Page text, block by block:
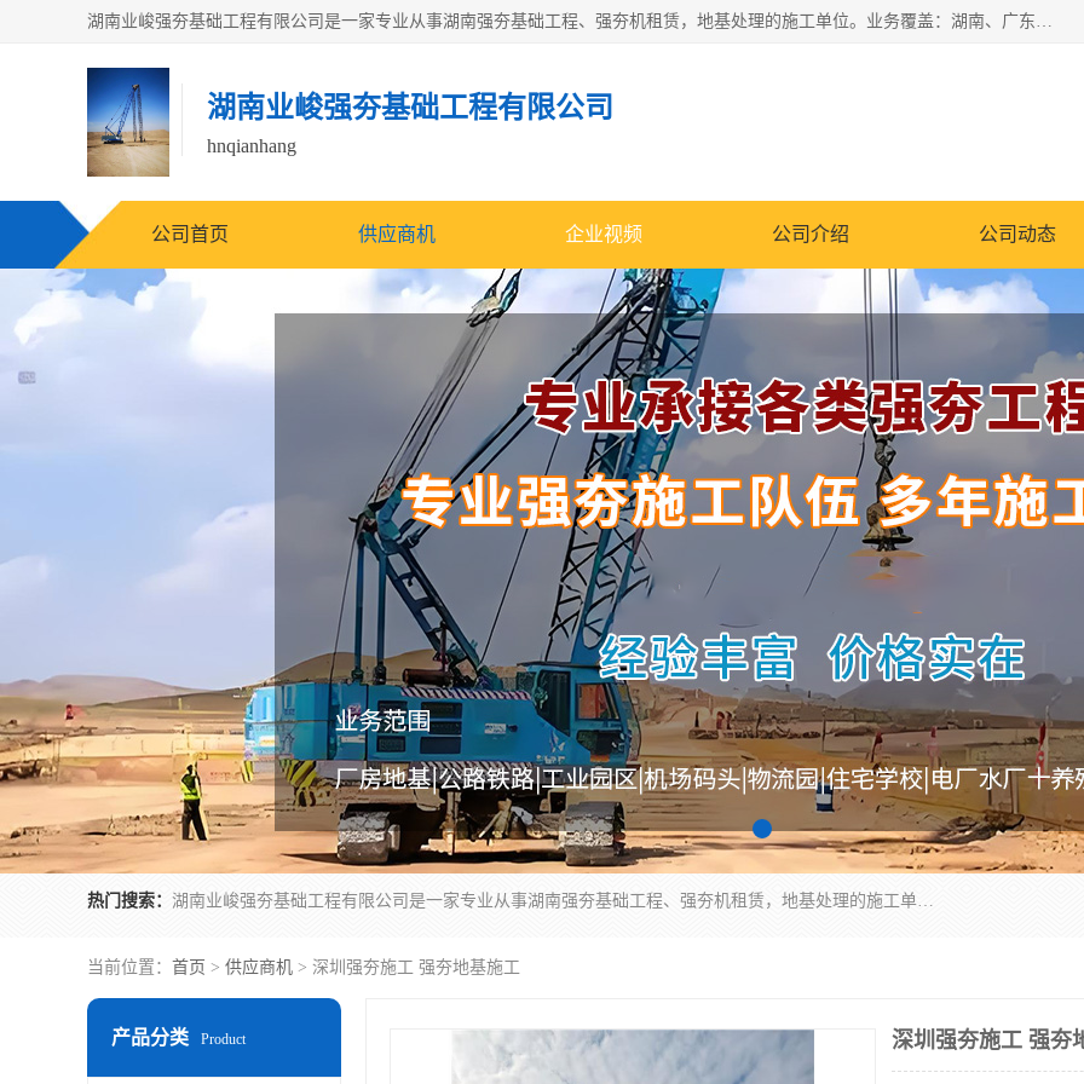
湖南业峻强夯基础工程有限公司是一家专业从事湖南强夯基础工程、强夯机租赁，地基处理的施工单位。业务覆盖：湖南、广东，江西等地。可承接1000KN.m-25000KN.m强夯（置换）工程。公司创始人是国内较早期从事强夯施工的建设者，经过多年的一步一个脚印的发展，在行业内具有较高的度和良好的口碑。
湖南业峻强夯基础工程有限公司
hnqianhang
公司首页 供应商机 企业视频 公司介绍 公司动态
热门搜索： 湖南业峻强夯基础工程有限公司是一家专业从事湖南强夯基础工程、强夯机租赁，地基处理的施工单位。业务覆盖：湖南、广东，江西等地。可承接1000KN.m-25000KN.m强夯（置换）工程。公司创始人是国内较早期从事强夯施工的建设者，经过多年的一步一个脚印的发展，在行业内具有较高的度和良好的口碑。
当前位置： 首页 > 供应商机 > 深圳强夯施工 强夯地基施工
产品分类 Product 深圳强夯施工 强夯